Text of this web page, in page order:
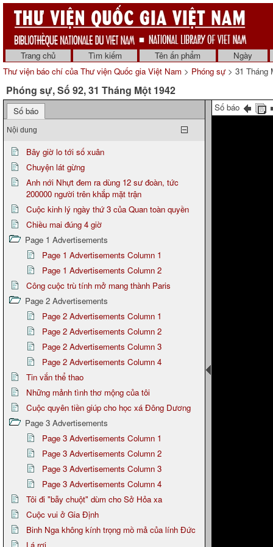
Trang chủ Tìm kiếm Tên ấn phẩm Ngày
Thư viện báo chí của Thư viện Quốc gia Việt Nam > Phóng sự > 31 Tháng
Phóng sự, Số 92, 31 Tháng Một 1942
Số báo
Nội dung
Bây giờ lo tới số xuân
Chuyện lát gừng
Anh nới Nhựt đem ra dùng 12 sư đoàn, tức
200000 người trên khắp mặt trận
Cuộc kinh lý ngày thứ 3 của Quan toàn quyền
Chiều mai đúng 4 giờ
Page 1 Advertisements
Page 1 Advertisements Column 1
Page 1 Advertisements Column 2
Công cuộc trù tính mở mang thành Paris
Page 2 Advertisements
Page 2 Advertisements Column 1
Page 2 Advertisements Column 2
Page 2 Advertisements Column 3
Page 2 Advertisements Column 4
Tin vắn thể thao
Những mảnh tình thơ mộng của tôi
Cuộc quyên tiền giúp cho học xá Đông Dương
Page 3 Advertisements
Page 3 Advertisements Column 1
Page 3 Advertisements Column 2
Page 3 Advertisements Column 3
Page 3 Advertisements Column 4
Tôi đi "bẫy chuột" dùm cho Sở Hỏa xa
Cuộc vui ở Gia Định
Binh Nga không kính trọng mồ mả của lính Đức
Số báo